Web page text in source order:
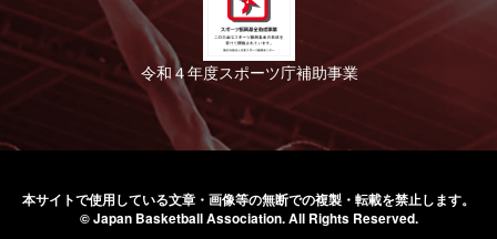
令和４年度スポーツ庁補助事業
本サイトで使用している文章・画像等の無断での複製・転載を禁止します。
© Japan Basketball Association.All Rights Reserved.